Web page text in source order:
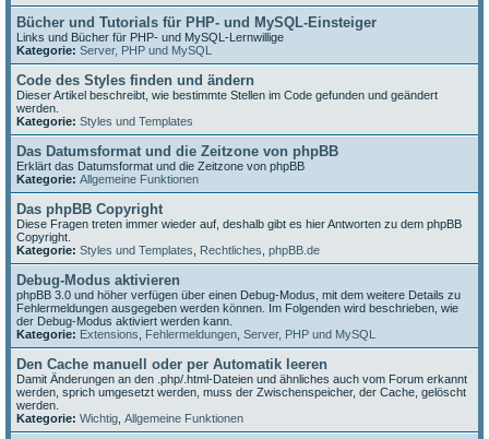
Bücher und Tutorials für PHP- und MySQL-Einsteiger
Links und Bücher für PHP- und MySQL-Lernwillige
Kategorie: Server, PHP und MySQL
Code des Styles finden und ändern
Dieser Artikel beschreibt, wie bestimmte Stellen im Code gefunden und geändert
werden.
Kategorie: Styles und Templates
Das Datumsformat und die Zeitzone von phpBB
Erklärt das Datumsformat und die Zeitzone von phpBB
Kategorie: Allgemeine Funktionen
Das phpBB Copyright
Diese Fragen treten immer wieder auf, deshalb gibt es hier Antworten zu dem phpBB
Copyright.
Kategorie: Styles und Templates Rechtliches phpBB.de
Debug-Modus aktivieren
phpBB 3.0 und höher verfügen über einen Debug-Modus, mit dem weitere Details zu
Fehlermeldungen ausgegeben werden können. Im Folgenden wird beschrieben, wie
der Debug-Modus aktiviert werden kann.
Kategorie: Extensions Fehlermeldungen Server, PHP und MySQL
Den Cache manuell oder per Automatik leeren
Damit Änderungen an den .php/.html-Dateien und ähnliches auch vom Forum erkannt
werden, sprich umgesetzt werden, muss der Zwischenspeicher, der Cache, gelöscht
werden.
Kategorie: Wichtig Allgemeine Funktionen